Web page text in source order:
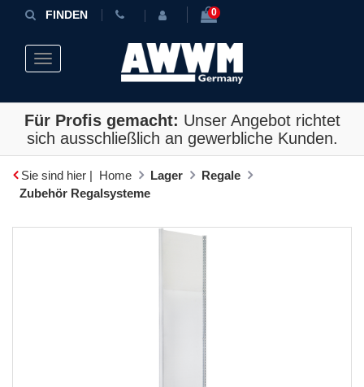
FINDEN 0
Toggle navigation
Für Profis gemacht: Unser Angebot richtet
sich ausschließlich an gewerbliche Kunden.
Sie sind hier | Home Lager
Regale
Zubehör Regalsysteme